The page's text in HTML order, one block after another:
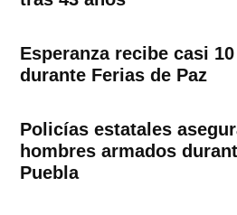
Esperanza recibe casi
durante Ferias de Paz
Policías estatales
hombres armados
Puebla